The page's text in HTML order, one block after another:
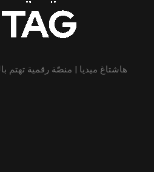
هاشتاغ ميديا | منصّة رقمية تهتم